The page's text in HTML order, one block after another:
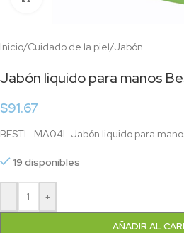
Inicio/Cuidado de la piel/Jabón
Jabón liquido para manos
$91.67
BESTL-MA04L Jabón liquido para
19 disponibles
- +
AÑADIR AL